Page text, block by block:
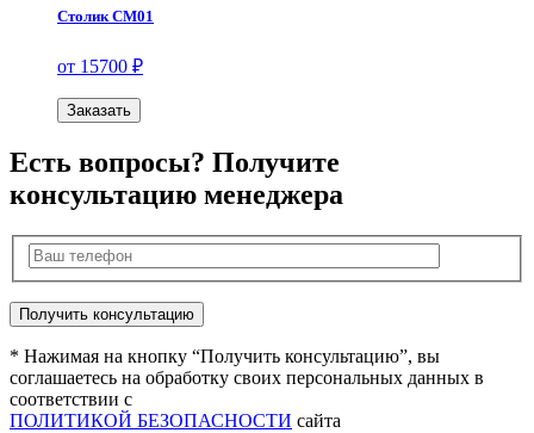
Столик СМ01
от 15700 ₽
Заказать
Есть вопросы? Получите
консультацию менеджера
* Нажимая на кнопку “Получить консультацию”, вы
соглашаетесь на обработку своих персональных данных в
соответствии с
ПОЛИТИКОЙ БЕЗОПАСНОСТИ сайта